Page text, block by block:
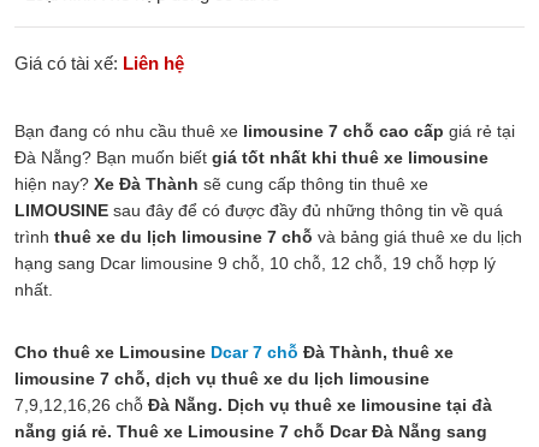
Giá có tài xế: Liên hệ
Bạn đang có nhu cầu thuê xe limousine 7 chỗ cao cấp giá rẻ tại
Đà Nẵng? Bạn muốn biết giá tốt nhất khi thuê xe limousine
hiện nay? Xe Đà Thành sẽ cung cấp thông tin thuê xe
LIMOUSINE sau đây để có được đầy đủ những thông tin về quá
trình thuê xe du lịch limousine 7 chỗ và bảng giá thuê xe du lịch
hạng sang Dcar limousine 9 chỗ, 10 chỗ, 12 chỗ, 19 chỗ hợp lý
nhất.
Cho thuê xe Limousine Dcar 7 chỗ Đà Thành, thuê xe
limousine 7 chỗ, dịch vụ thuê xe du lịch limousine
7,9,12,16,26 chỗ Đà Nẵng. Dịch vụ thuê xe limousine tại đà
nẵng giá rẻ. Thuê xe Limousine 7 chỗ Dcar Đà Nẵng sang